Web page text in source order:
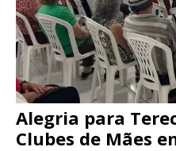
Alegria para
Clubes de Mães